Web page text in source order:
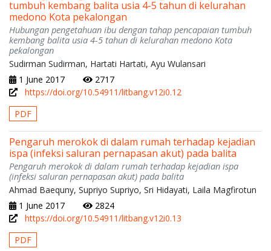
tumbuh kembang balita usia 4-5 tahun di kelurahan
medono Kota pekalongan
Hubungan pengetahuan ibu dengan tahap pencapaian tumbuh
kembang balita usia 4-5 tahun di kelurahan medono Kota
pekalongan
Sudirman Sudirman, Hartati Hartati, Ayu Wulansari
1 June 2017
2717
https://doi.org/10.54911/litbang.v12i0.12
PDF
Pengaruh merokok di dalam rumah terhadap kejadian
ispa (infeksi saluran pernapasan akut) pada balita
Pengaruh merokok di dalam rumah terhadap kejadian ispa
(infeksi saluran pernapasan akut) pada balita
Ahmad Baequny, Supriyo Supriyo, Sri Hidayati, Laila Magfirotun
1 June 2017
2824
https://doi.org/10.54911/litbang.v12i0.13
PDF